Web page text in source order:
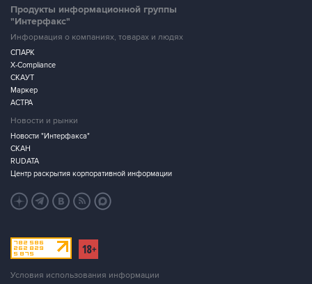
Продукты информационной группы
"Интерфакс"
Информация о компаниях, товарах и людях
СПАРК
X-Compliance
СКАУТ
Маркер
АСТРА
Новости и рынки
Новости "Интерфакса"
СКАН
RUDATA
Центр раскрытия корпоративной информации
Условия использования информации